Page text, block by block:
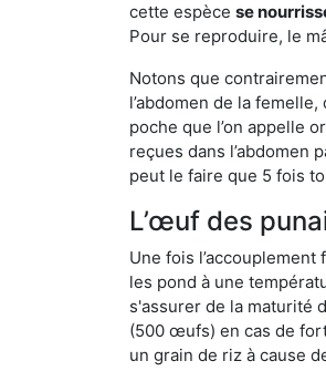
cette espèce se
Pour se reproduire, le
Notons que
l’abdomen de la
poche que l’on appelle
reçues dans l’abdomen
peut le faire que 5 fois
L’œuf des
Une fois
les pond à une
s'assurer de la maturité
(500 œufs) en cas de
un grain de riz à cause